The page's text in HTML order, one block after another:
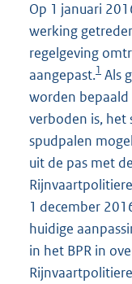
Op 1 januari
werking
regelgeving
aangepast.1 Als
worden
verboden is, het
spudpalen
uit de pas met
1 december
huidige
in het BPR in